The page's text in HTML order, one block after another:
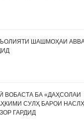
ШАШМОҲАИ
БА «ДАҲСОЛАИ
СУЛҲ БАРОИ
ГАРДИД